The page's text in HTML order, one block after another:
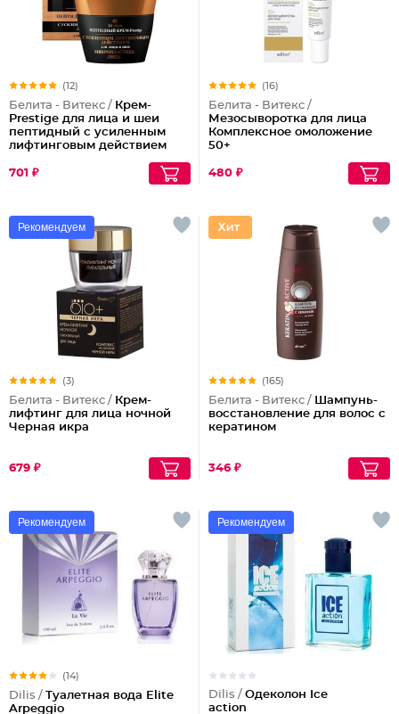
(12)
Белита - Витекс / Крем-
Prestige для лица и шеи
пептидный с усиленным
лифтинговым действием
701 ₽
(16)
Белита - Витекс /
Мезосыворотка для лица
Комплексное омоложение
50+
480 ₽
Рекомендуем
(3)
Белита - Витекс / Крем-
лифтинг для лица ночной
Черная икра
679 ₽
(165)
Белита - Витекс / Шампунь-
восстановление для волос с
кератином
346 ₽
Рекомендуем
(14)
Dilis / Туалетная вода Elite
Arpeggio
Рекомендуем
Dilis / Одеколон Ice
action